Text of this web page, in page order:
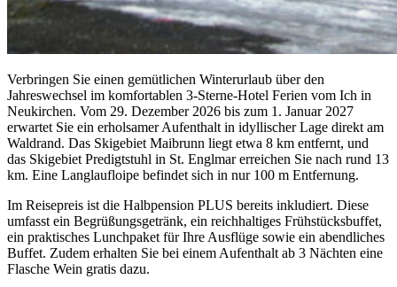
Verbringen Sie einen gemütlichen Winterurlaub über den
Jahreswechsel im komfortablen 3-Sterne-Hotel Ferien vom Ich in
Neukirchen. Vom 29. Dezember 2026 bis zum 1. Januar 2027
erwartet Sie ein erholsamer Aufenthalt in idyllischer Lage direkt am
Waldrand. Das Skigebiet Maibrunn liegt etwa 8 km entfernt, und
das Skigebiet Predigtstuhl in St. Englmar erreichen Sie nach rund 13
km. Eine Langlaufloipe befindet sich in nur 100 m Entfernung.
Im Reisepreis ist die Halbpension PLUS bereits inkludiert. Diese
umfasst ein Begrüßungsgetränk, ein reichhaltiges Frühstücksbuffet,
ein praktisches Lunchpaket für Ihre Ausflüge sowie ein abendliches
Buffet. Zudem erhalten Sie bei einem Aufenthalt ab 3 Nächten eine
Flasche Wein gratis dazu.